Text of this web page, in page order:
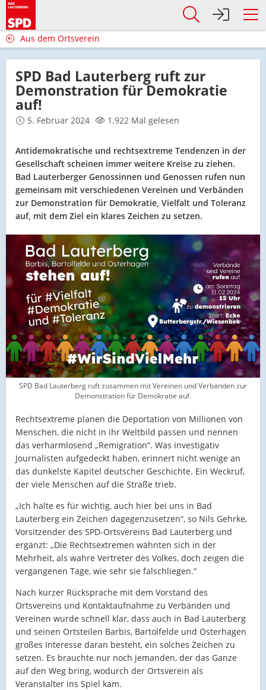
Aus dem Ortsverein
SPD Bad Lauterberg ruft zur
Demonstration für Demokratie
auf!
5. Februar 2024 1.922 Mal gelesen
Antidemokratische und rechtsextreme Tendenzen in der
Gesellschaft scheinen immer weitere Kreise zu ziehen.
Bad Lauterberger Genossinnen und Genossen rufen nun
gemeinsam mit verschiedenen Vereinen und Verbänden
zur Demonstration für Demokratie, Vielfalt und Toleranz
auf, mit dem Ziel ein klares Zeichen zu setzen.
SPD Bad Lauterberg ruft zusammen mit Vereinen und Verbänden zur
Demonstration für Demokratie auf.
Rechtsextreme planen die Deportation von Millionen von
Menschen, die nicht in ihr Weltbild passen und nennen
das verharmlosend „Remigration“. Was investigativ
Journalisten aufgedeckt haben, erinnert nicht wenige an
das dunkelste Kapitel deutscher Geschichte. Ein Weckruf,
der viele Menschen auf die Straße trieb.
„Ich halte es für wichtig, auch hier bei uns in Bad
Lauterberg ein Zeichen dagegenzusetzen“, so Nils Gehrke,
Vorsitzender des SPD-Ortsvereins Bad Lauterberg und
ergänzt: „Die Rechtsextremen wähnten sich in der
Mehrheit, als wahre Vertreter des Volkes, doch zeigen die
vergangenen Tage, wie sehr sie falschliegen.“
Nach kurzer Rücksprache mit dem Vorstand des
Ortsvereins und Kontaktaufnahme zu Verbänden und
Vereinen wurde schnell klar, dass auch in Bad Lauterberg
und seinen Ortsteilen Barbis, Bartolfelde und Osterhagen
großes Interesse daran besteht, ein solches Zeichen zu
setzen. Es brauchte nur noch jemanden, der das Ganze
auf den Weg bring, wodurch der Ortsverein als
Veranstalter ins Spiel kam.